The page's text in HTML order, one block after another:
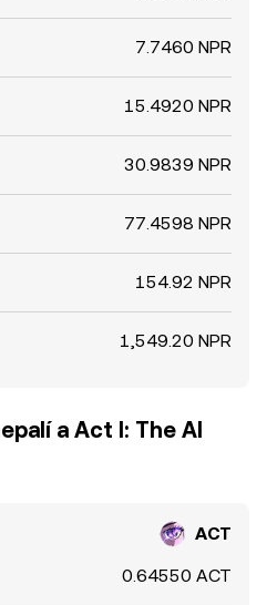
7.7460 NPR
15.4920 NPR
30.9839 NPR
77.4598 NPR
154.92 NPR
1,549.20 NPR
a Act I: The AI
ACT
0.64550 ACT